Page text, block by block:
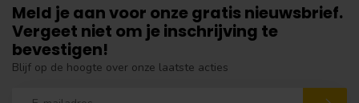
Meld je aan voor onze gratis nieuwsbrief.
Vergeet niet om je inschrijving te
bevestigen!
Blijf op de hoogte over onze laatste acties